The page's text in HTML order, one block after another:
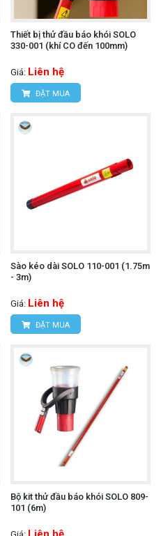
Thiết bị thử đầu báo khói SOLO
330-001 (khí CO đến 100mm)
Giá: Liên hệ
ĐẶT MUA
Sào kéo dài SOLO 110-001 (1.75m
- 3m)
Giá: Liên hệ
ĐẶT MUA
Bộ kit thử đầu báo khói SOLO 809-
101 (6m)